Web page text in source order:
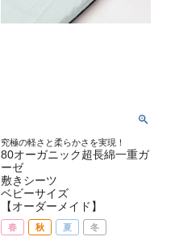
究極の軽さと柔らかさを実現！
80オーガニック超長綿一重ガ
ーゼ
敷きシーツ
ベビーサイズ
【オーダーメイド】
春 秋 夏 冬